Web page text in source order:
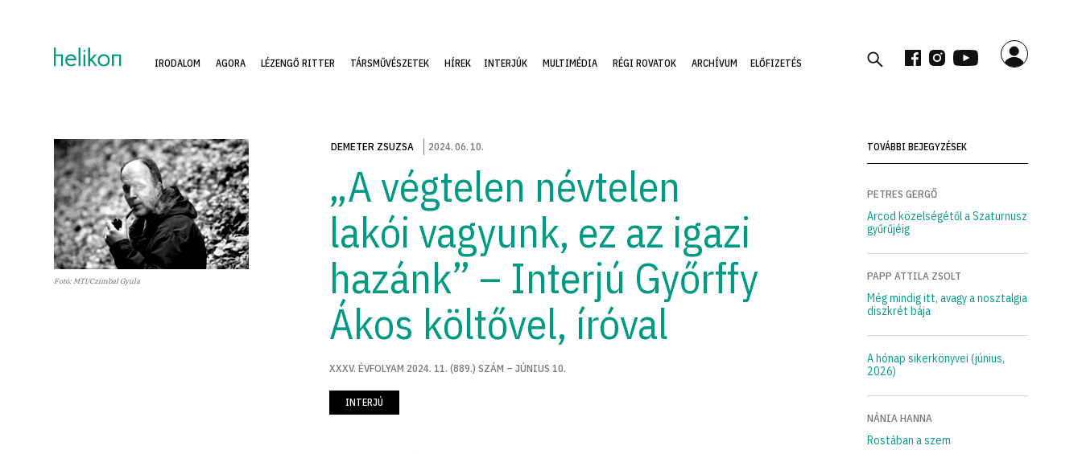
IRODALOM AGORA LÉZENGŐ RITTER TÁRSMŰVÉSZETEK HÍREK INTERJÚK MULTIMÉDIA RÉGI ROVATOK ARCHÍVUM ELŐFIZETÉS
Fotó: MTI/Czimbal Gyula
DEMETER ZSUZSA 2024.06. 10.
„A végtelen névtelen
lakói vagyunk, ez az igazi
hazánk” – Interjú Győrffy
Ákos költővel, íróval
XXXV. ÉVFOLYAM 2024. 11. (889.) SZÁM – JÚNIUS 10.
INTERJÚ
TOVÁBBI BEJEGYZÉSEK
PETRES GERGŐ
Arcod közelségétől a Szaturnusz
gyűrűjéig
PAPP ATTILA ZSOLT
Még mindig itt, avagy a nosztalgia
diszkrét bája
A hónap sikerkönyvei (június,
2026)
NÁNIA HANNA
Rostában a szem